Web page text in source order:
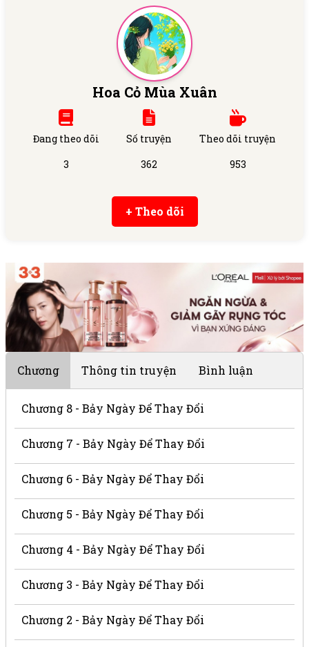
Hoa Cỏ Mùa Xuân
Đang theo dõi
3
Số truyện
362
Theo dõi truyện
953
+ Theo dõi
Chương Thông tin truyện Bình luận
Chương 8 - Bảy Ngày Để Thay Đổi
Chương 7 - Bảy Ngày Để Thay Đổi
Chương 6 - Bảy Ngày Để Thay Đổi
Chương 5 - Bảy Ngày Để Thay Đổi
Chương 4 - Bảy Ngày Để Thay Đổi
Chương 3 - Bảy Ngày Để Thay Đổi
Chương 2 - Bảy Ngày Để Thay Đổi